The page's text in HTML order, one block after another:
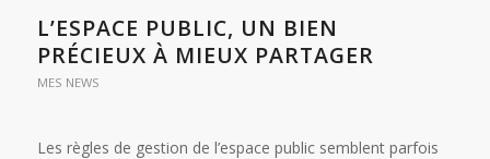
L’ESPACE PUBLIC, UN BIEN
PRÉCIEUX À MIEUX PARTAGER
MES NEWS
Les règles de gestion de l’espace public semblent parfois